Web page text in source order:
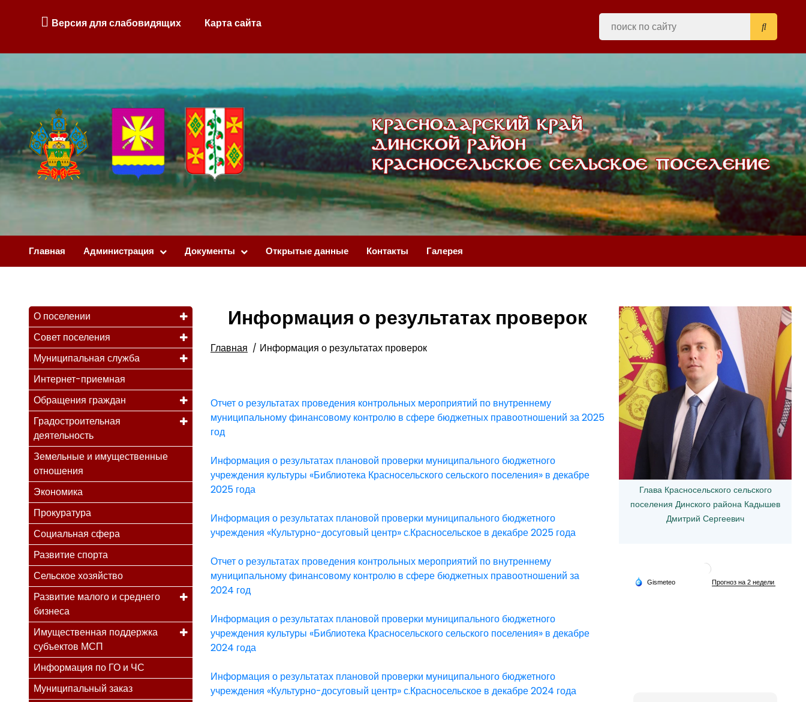
Версия для слабовидящих Карта сайта
Главная Администрация Документы Открытые данные Контакты Галерея
О поселении
Совет поселения
Муниципальная служба
Интернет-приемная
Обращения граждан
Градостроительная
деятельность
Земельные и имущественные
отношения
Экономика
Прокуратура
Социальная сфера
Развитие спорта
Сельское хозяйство
Развитие малого и среднего
бизнеса
Имущественная поддержка
субъектов МСП
Информация по ГО и ЧС
Муниципальный заказ
Информация о результатах проверок
Главная Информация о результатах проверок
Отчет о результатах проведения контрольных мероприятий по внутреннему
муниципальному финансовому контролю в сфере бюджетных правоотношений за 2025
год
Информация о результатах плановой проверки муниципального бюджетного
учреждения культуры «Библиотека Красносельского сельского поселения» в декабре
2025 года
Информация о результатах плановой проверки муниципального бюджетного
учреждения «Культурно-досуговый центр» с.Красносельское в декабре 2025 года
Отчет о результатах проведения контрольных мероприятий по внутреннему
муниципальному финансовому контролю в сфере бюджетных правоотношений за
2024 год
Информация о результатах плановой проверки муниципального бюджетного
учреждения культуры «Библиотека Красносельского сельского поселения» в декабре
2024 года
Информация о результатах плановой проверки муниципального бюджетного
учреждения «Культурно-досуговый центр» с.Красносельское в декабре 2024 года
Глава Красносельского сельского
поселения Динского района Кадышев
Дмитрий Сергеевич